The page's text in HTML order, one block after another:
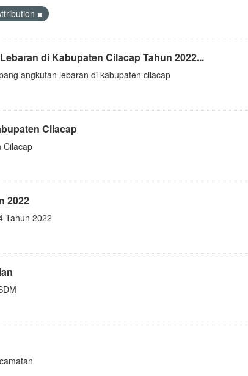
di Kabupaten Cilacap Tahun 2022...
angkutan lebaran di kabupaten cilacap
Cilacap
Cilacap
2022
Tahun 2022